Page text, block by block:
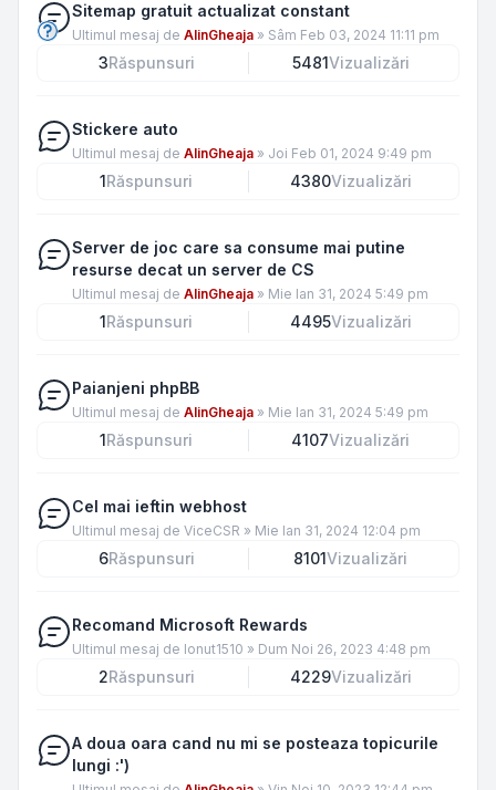
Sitemap gratuit actualizat constant
Ultimul mesaj de AlinGheaja » Sâm Feb 03, 2024 11:11 pm
3Răspunsuri 5481Vizualizări
Stickere auto
Ultimul mesaj de AlinGheaja » Joi Feb 01, 2024 9:49 pm
1Răspunsuri 4380Vizualizări
Server de joc care sa consume mai putine
resurse decat un server de CS
Ultimul mesaj de AlinGheaja » Mie Ian 31, 2024 5:49 pm
1Răspunsuri 4495Vizualizări
Paianjeni phpBB
Ultimul mesaj de AlinGheaja » Mie Ian 31, 2024 5:49 pm
1Răspunsuri 4107Vizualizări
Cel mai ieftin webhost
Ultimul mesaj de ViceCSR » Mie Ian 31, 2024 12:04 pm
6Răspunsuri 8101Vizualizări
Recomand Microsoft Rewards
Ultimul mesaj de Ionut1510 » Dum Noi 26, 2023 4:48 pm
2Răspunsuri 4229Vizualizări
A doua oara cand nu mi se posteaza topicurile
lungi :')